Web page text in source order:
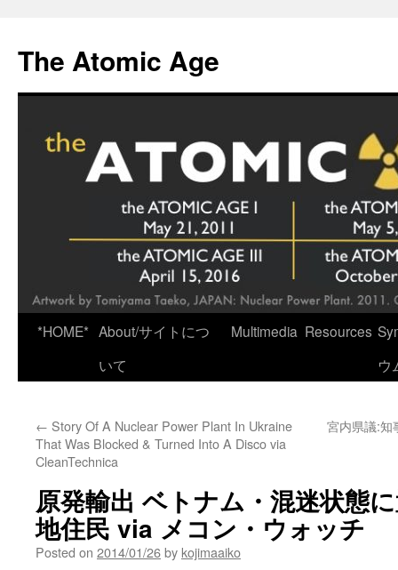
content
The Atomic Age
*HOME* About/サイトにつ
いて
Multimedia Resources
ウ
← Story Of A Nuclear Power Plant In Ukraine
That Was Blocked & Turned Into A Disco via
CleanTechnica
宮内県議:
原発輸出 ベトナム・混迷状態
地住民 via メコン・ウォッチ
Posted on 2014/01/26by kojimaaiko